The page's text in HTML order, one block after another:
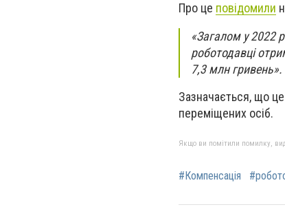
Про це повідомили
«Загалом у 2022
роботодавці
7,3 млн гривень».
Зазначається, що
переміщених осіб.
Якщо ви помітили помилку,
#Компенсація